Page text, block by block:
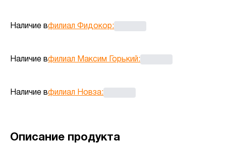
Наличие вфилиал Фидокор:
Наличие вфилиал Максим Горький:
Наличие вфилиал Новза:
Описание продукта